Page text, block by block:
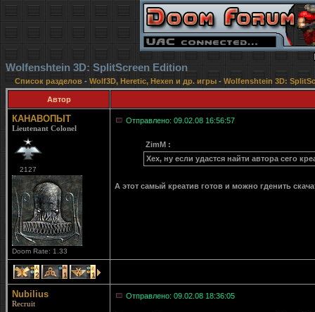
Wolfenshtein 3D: SplitScreen Edition
Список разделов- Wolf3D, Heretic, Hexen и др. игры- Wolfenshtein 3D:
Автор
КАНАВОПЫТ
Lieutenant Colonel
2127
Doom Rate: 1.33
Отправлено: 09.02.08 16:56:57
ZimM :
Хех, ну если удастся найти автора сего
А этот самый креатив готов и можно гденить
2 1 1
Nubilius
Recruit
Отправлено: 09.02.08 18:36:05